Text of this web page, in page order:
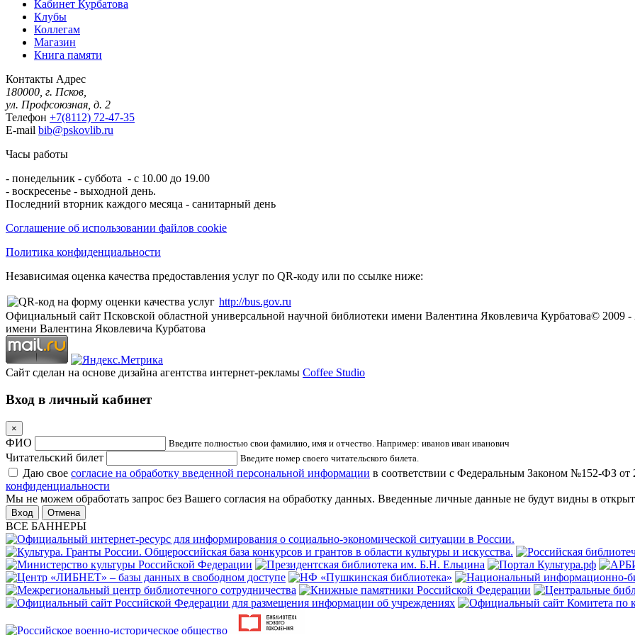
Кабинет Курбатова
Клубы
Коллегам
Магазин
Книга памяти
Контакты Адрес
180000, г. Псков,
ул. Профсоюзная, д. 2
Телефон +7(8112) 72-47-35
E-mail bib@pskovlib.ru
Часы работы
- понедельник - суббота - с 10.00 до 19.00
- воскресенье - выходной день.
Последний вторник каждого месяца - санитарный день
Соглашение об использовании файлов cookie
Политика конфиденциальности
Независимая оценка качества предоставления услуг по QR-коду или по ссылке ниже:
http://bus.gov.ru
Официальный сайт Псковской областной универсальной научной библиотеки имени Валентина Яковлевича Курбатова© 2009 -
имени Валентина Яковлевича Курбатова
Сайт сделан на основе дизайна агентства интернет-рекламы Coffee Studio
Вход в личный кабинет
×
ФИО Введите полностью свои фамилию, имя и отчество. Например: иванов иван иванович
Читательский билет Введите номер своего читательского билета.
Даю свое согласие на обработку введенной персональной информации в соответствии с Федеральным Законом №152-ФЗ
конфиденциальности
Мы не можем обработать запрос без Вашего согласия на обработку данных. Введенные личные данные не будут видны в
Отмена
ВСЕ БАННЕРЫ